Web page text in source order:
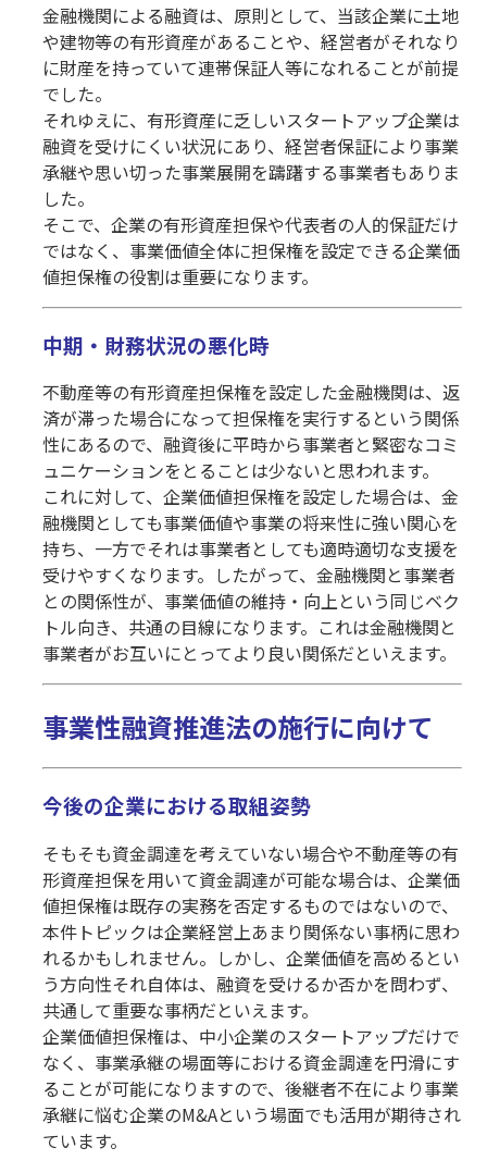
金融機関による融資は、原則として、当該企業に土地
や建物等の有形資産があることや、経営者がそれなり
に財産を持っていて連帯保証人等になれることが前提
でした。
それゆえに、有形資産に乏しいスタートアップ企業は
融資を受けにくい状況にあり、経営者保証により事業
承継や思い切った事業展開を躊躇する事業者もありま
した。
そこで、企業の有形資産担保や代表者の人的保証だけ
ではなく、事業価値全体に担保権を設定できる企業価
値担保権の役割は重要になります。
中期・財務状況の悪化時
不動産等の有形資産担保権を設定した金融機関は、返
済が滞った場合になって担保権を実行するという関係
性にあるので、融資後に平時から事業者と緊密なコミ
ュニケーションをとることは少ないと思われます。
これに対して、企業価値担保権を設定した場合は、金
融機関としても事業価値や事業の将来性に強い関心を
持ち、一方でそれは事業者としても適時適切な支援を
受けやすくなります。したがって、金融機関と事業者
との関係性が、事業価値の維持・向上という同じベク
トル向き、共通の目線になります。これは金融機関と
事業者がお互いにとってより良い関係だといえます。
事業性融資推進法の施行に向けて
今後の企業における取組姿勢
そもそも資金調達を考えていない場合や不動産等の有
形資産担保を用いて資金調達が可能な場合は、企業価
値担保権は既存の実務を否定するものではないので、
本件トピックは企業経営上あまり関係ない事柄に思わ
れるかもしれません。しかし、企業価値を高めるとい
う方向性それ自体は、融資を受けるか否かを問わず、
共通して重要な事柄だといえます。
企業価値担保権は、中小企業のスタートアップだけで
なく、事業承継の場面等における資金調達を円滑にす
ることが可能になりますので、後継者不在により事業
承継に悩む企業のM&Aという場面でも活用が期待され
ています。